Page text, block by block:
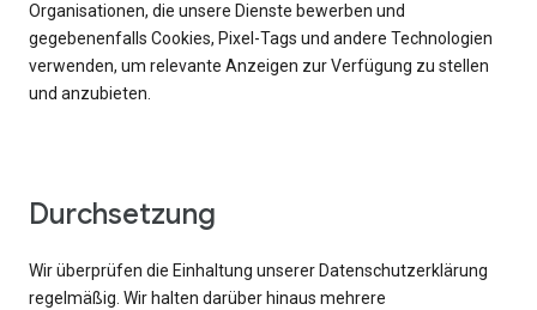
Organisationen, die unsere Dienste bewerben und
gegebenenfalls Cookies, Pixel-Tags und andere Technologien
verwenden, um relevante Anzeigen zur Verfügung zu stellen
und anzubieten.
Durchsetzung
Wir überprüfen die Einhaltung unserer Datenschutzerklärung
regelmäßig. Wir halten darüber hinaus mehrere